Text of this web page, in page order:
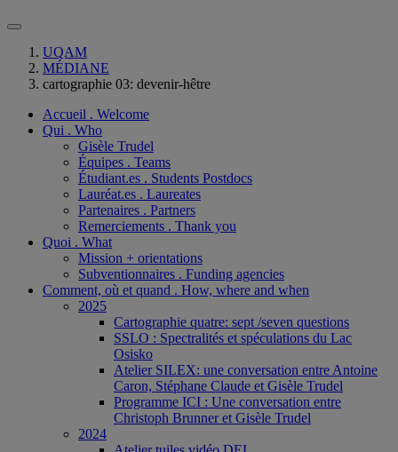
UQAM
MÉDIANE
cartographie 03: devenir-hêtre
Accueil . Welcome
Qui . Who
Gisèle Trudel
Équipes . Teams
Étudiant.es . Students Postdocs
Lauréat.es . Laureates
Partenaires . Partners
Remerciements . Thank you
Quoi . What
Mission + orientations
Subventionnaires . Funding agencies
Comment, où et quand . How, where and when
2025
Cartographie quatre: sept /seven questions
SSLO : Spectralités et spéculations du Lac
Osisko
Atelier SILEX: une conversation entre Antoine
Caron, Stéphane Claude et Gisèle Trudel
Programme ICI : Une conversation entre
Christoph Brunner et Gisèle Trudel
2024